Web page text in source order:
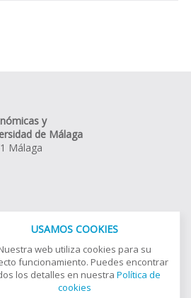
y
de Málaga
Málaga
USAMOS COOKIES
web utiliza cookies para su
funcionamiento. Puedes encontrar
los detalles en nuestra Política de
cookies